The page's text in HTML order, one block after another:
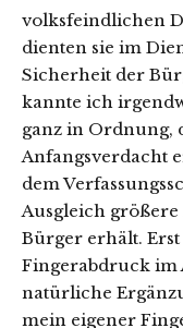
volksfeindlichen
dienten sie im
Sicherheit der
kannte ich
ganz in Ordnung,
Anfangsverdacht
dem
Ausgleich
Bürger erhält.
Fingerabdruck im
natürliche
mein eigener